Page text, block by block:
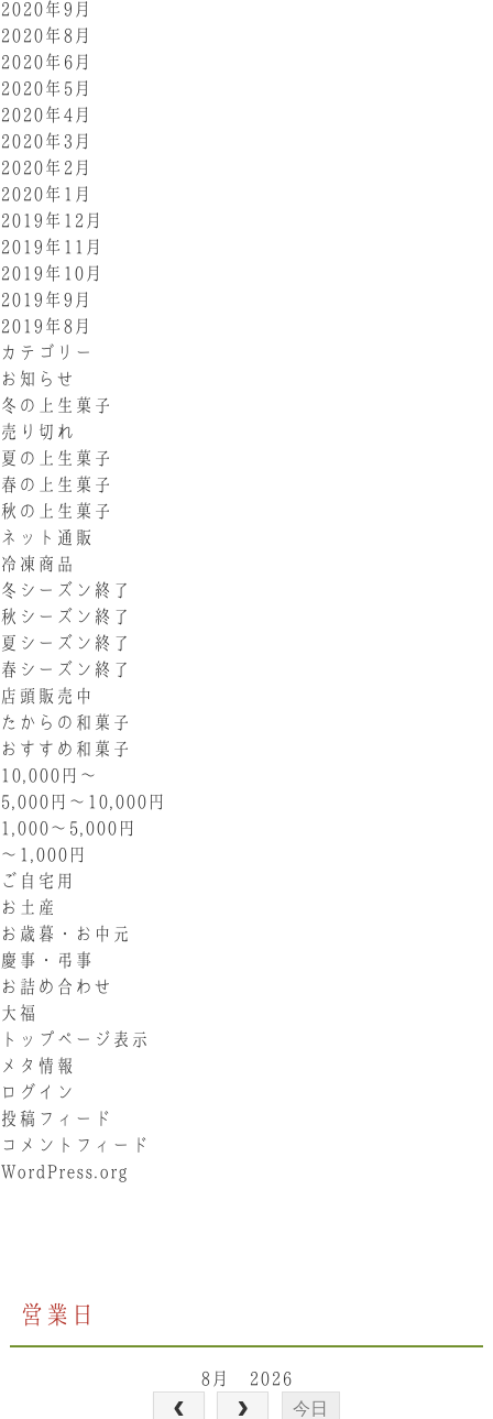
2020年9月
2020年8月
2020年6月
2020年5月
2020年4月
2020年3月
2020年2月
2020年1月
2019年12月
2019年11月
2019年10月
2019年9月
2019年8月
カテゴリー
お知らせ
冬の上生菓子
売り切れ
夏の上生菓子
春の上生菓子
秋の上生菓子
ネット通販
冷凍商品
冬シーズン終了
秋シーズン終了
夏シーズン終了
春シーズン終了
店頭販売中
たからの和菓子
おすすめ和菓子
10,000円〜
5,000円〜10,000円
1,000〜5,000円
〜1,000円
ご自宅用
お土産
お歳暮・お中元
慶事・弔事
お詰め合わせ
大福
トップページ表示
メタ情報
ログイン
投稿フィード
コメントフィード
WordPress.org
営業日
8月 2026
今日